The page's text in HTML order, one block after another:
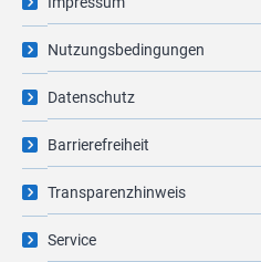
Nutzungsbedingungen
Datenschutz
Barrierefreiheit
Transparenzhinweis
Service